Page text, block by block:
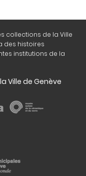
collections de la Ville
des histoires
institutions de la
Ville de Genève